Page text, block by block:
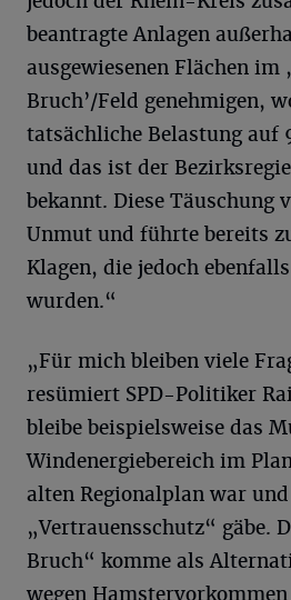
beantragte Anlagen
ausgewiesenen Flächen
Bruch’/Feld genehmigen,
tatsächliche Belastung auf
und das ist der
bekannt. Diese Täuschung
Unmut und führte bereits
Klagen, die jedoch
wurden.“
„Für mich bleiben viele
resümiert SPD-Politiker
bleibe beispielsweise das
Windenergiebereich im
alten Regionalplan war und
„Vertrauensschutz“ gäbe.
Bruch“ komme als
wegen